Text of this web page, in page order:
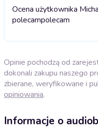
Ocena użytkownika
polecampolecam
Opinie pochodzą od
dokonali zakupu naszego
zbierane, weryfikowane i
opiniowania.
Informacje o